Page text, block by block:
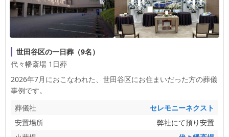
世田谷区の一日葬（9名）
代々幡斎場 1日葬
2026年7月におこなわれた、 世田谷区にお住まいだった方の葬儀
事例です。
葬儀社
セレモニーネクスト
安置場所
弊社にて預り安置